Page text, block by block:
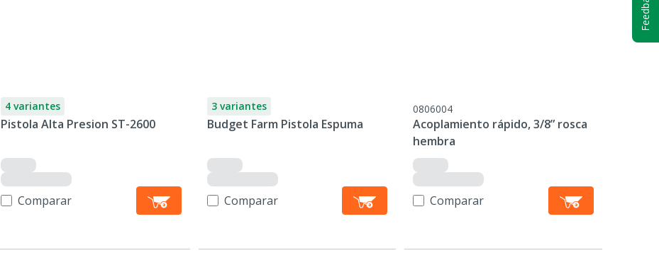
4 variantes
Pistola Alta Presion ST-2600
Comparar
3 variantes
Budget Farm Pistola Espuma
Comparar
0806004
Acoplamiento rápido, 3/8” rosca
hembra
Comparar
Feedback